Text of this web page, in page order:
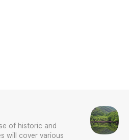
of historic and
will cover various